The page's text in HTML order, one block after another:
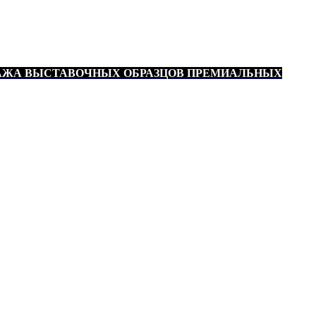
ВЫСТАВОЧНЫХ ОБРАЗЦОВ ПРЕМИАЛЬНЫХ